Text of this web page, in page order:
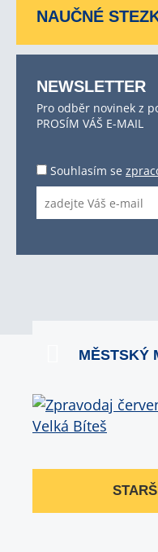
NAUČNÉ
NEWSLETTER
Pro odběr novinek z
PROSÍM VÁŠ E-MAIL
Souhlasím se
MĚSTSKÝ